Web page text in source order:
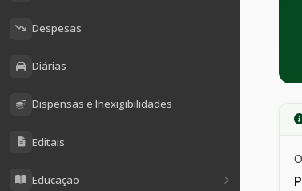
Despesas
Diárias
Dispensas e Inexigibilidades
Editais
Educação